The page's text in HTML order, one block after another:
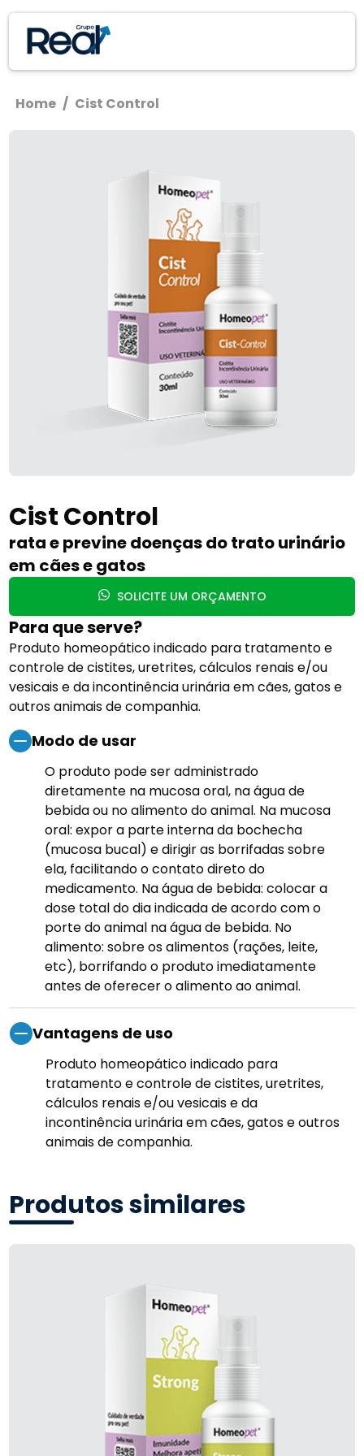
Home / Cist Control
Cist Control
rata e previne doenças do trato urinário
em cães e gatos
SOLICITE UM ORÇAMENTO
Para que serve?
Produto homeopático indicado para tratamento e
controle de cistites, uretrites, cálculos renais e/ou
vesicais e da incontinência urinária em cães, gatos e
outros animais de companhia.
Modo de usar
O produto pode ser administrado
diretamente na mucosa oral, na água de
bebida ou no alimento do animal. Na mucosa
oral: expor a parte interna da bochecha
(mucosa bucal) e dirigir as borrifadas sobre
ela, facilitando o contato direto do
medicamento. Na água de bebida: colocar a
dose total do dia indicada de acordo com o
porte do animal na água de bebida. No
alimento: sobre os alimentos (rações, leite,
etc), borrifando o produto imediatamente
antes de oferecer o alimento ao animal.
Vantagens de uso
Produto homeopático indicado para
tratamento e controle de cistites, uretrites,
cálculos renais e/ou vesicais e da
incontinência urinária em cães, gatos e outros
animais de companhia.
Produtos similares